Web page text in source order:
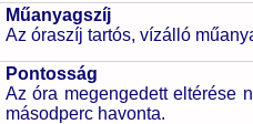
Műanyagszíj
Az óraszíj tartós, vízálló
Pontosság
Az óra megengedett eltérése
másodperc havonta.